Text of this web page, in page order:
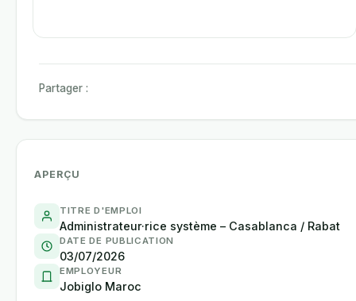
Partager :
APERÇU
TITRE D'EMPLOI
Administrateur·rice système – Casablanca / Rabat
DATE DE PUBLICATION
03/07/2026
EMPLOYEUR
Jobiglo Maroc